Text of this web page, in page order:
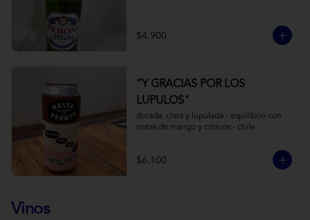
$4.900
“Y GRACIAS POR LOS
LUPULOS"
dorada, clara y lupulada - equilibrio con
notas de mango y cítricos - chile
$6.100
Vinos